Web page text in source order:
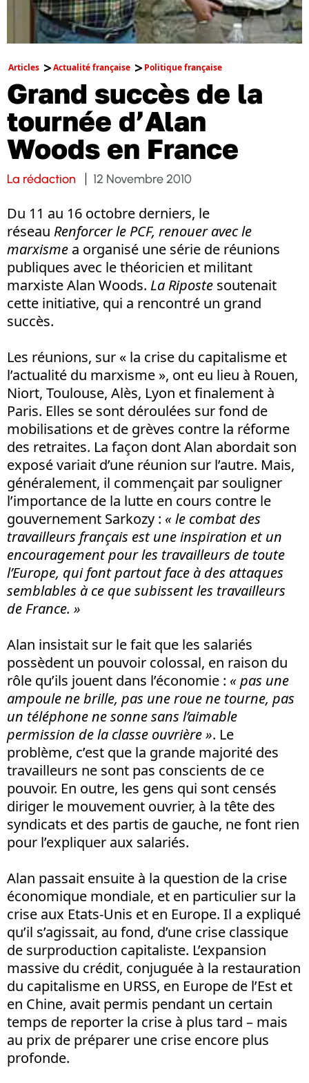
Articles Actualité française Politique française
Grand succès de la
tournée d’Alan
Woods en France
La rédaction 12 Novembre 2010
Du 11 au 16 octobre derniers, le
réseau Renforcer le PCF, renouer avec le
marxisme a organisé une série de réunions
publiques avec le théoricien et militant
marxiste Alan Woods. La Riposte soutenait
cette initiative, qui a rencontré un grand
succès.
Les réunions, sur « la crise du capitalisme et
l’actualité du marxisme », ont eu lieu à Rouen,
Niort, Toulouse, Alès, Lyon et finalement à
Paris. Elles se sont déroulées sur fond de
mobilisations et de grèves contre la réforme
des retraites. La façon dont Alan abordait son
exposé variait d’une réunion sur l’autre. Mais,
généralement, il commençait par souligner
l’importance de la lutte en cours contre le
gouvernement Sarkozy : « le combat des
travailleurs français est une inspiration et un
encouragement pour les travailleurs de toute
l’Europe, qui font partout face à des attaques
semblables à ce que subissent les travailleurs
de France. »
Alan insistait sur le fait que les salariés
possèdent un pouvoir colossal, en raison du
rôle qu’ils jouent dans l’économie : « pas une
ampoule ne brille, pas une roue ne tourne, pas
un téléphone ne sonne sans l’aimable
permission de la classe ouvrière ». Le
problème, c’est que la grande majorité des
travailleurs ne sont pas conscients de ce
pouvoir. En outre, les gens qui sont censés
diriger le mouvement ouvrier, à la tête des
syndicats et des partis de gauche, ne font rien
pour l’expliquer aux salariés.
Alan passait ensuite à la question de la crise
économique mondiale, et en particulier sur la
crise aux Etats-Unis et en Europe. Il a expliqué
qu’il s’agissait, au fond, d’une crise classique
de surproduction capitaliste. L’expansion
massive du crédit, conjuguée à la restauration
du capitalisme en URSS, en Europe de l’Est et
en Chine, avait permis pendant un certain
temps de reporter la crise à plus tard – mais
au prix de préparer une crise encore plus
profonde.